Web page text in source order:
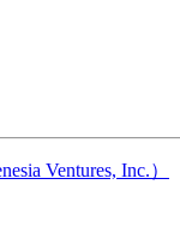
Ventures, Inc.）